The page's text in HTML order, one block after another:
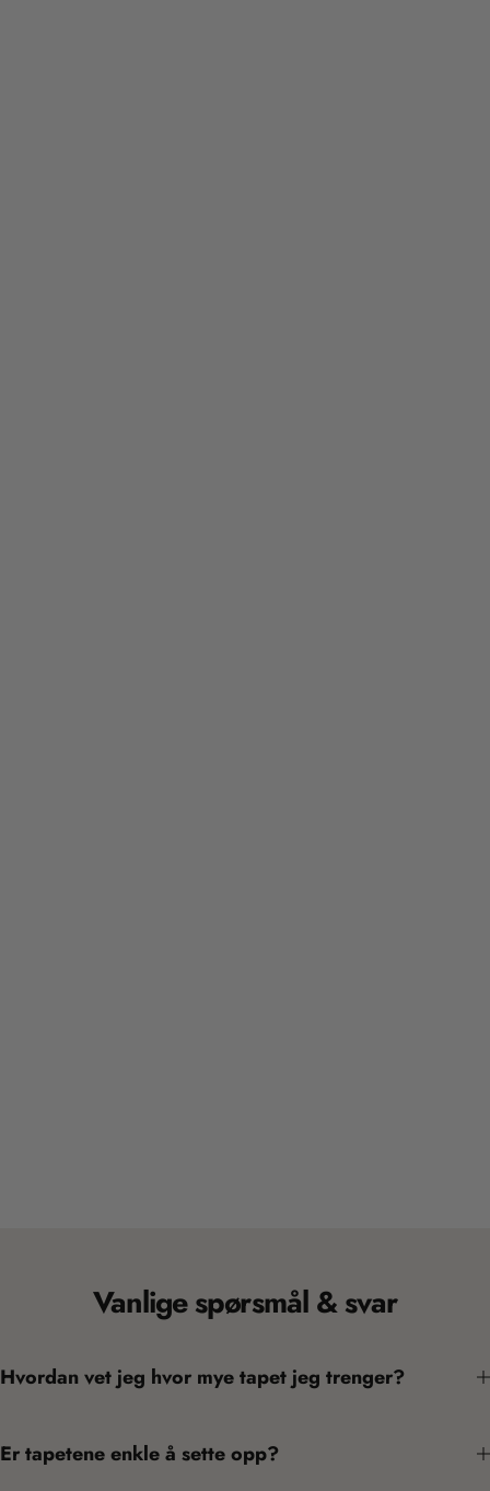
Vanlige spørsmål & svar
Hvordan vet jeg hvor mye tapet jeg trenger?
Er tapetene enkle å sette opp?